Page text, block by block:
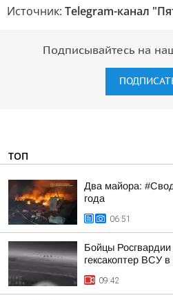
Источник: Telegram-канал
Подписывайтесь на
ТОП
Два майора:
года
06:51
Бойцы
гексакоптер ВСУ
09:42